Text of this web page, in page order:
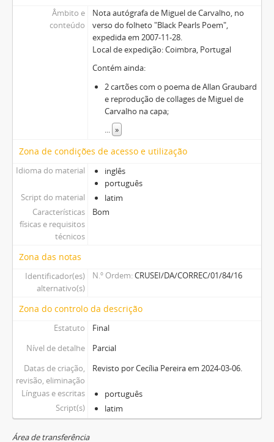
Âmbito e
conteúdo
Nota autógrafa de Miguel de Carvalho, no
verso do folheto "Black Pearls Poem",
expedida em 2007-11-28.
Local de expedição: Coimbra, Portugal
Contém ainda:
2 cartões com o poema de Allan Graubard
e reprodução de collages de Miguel de
Carvalho na capa;
... »
Zona de condições de acesso e utilização
Idioma do material
inglês
português
Script do material
latim
Características
físicas e requisitos
técnicos
Bom
Zona das notas
Identificador(es)
alternativo(s)
N.º Ordem CRUSEI/DA/CORREC/01/84/16
Zona do controlo da descrição
Estatuto
Final
Nível de detalhe
Parcial
Datas de criação,
revisão, eliminação
Revisto por Cecília Pereira em 2024-03-06.
Línguas e escritas
português
Script(s)
latim
Área de transferência